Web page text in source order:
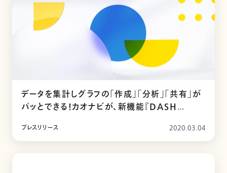
データを集計しグラフの「作成」「分析」「共有」が
パッとできる！カオナビが、新機能『DASH
プレスリリース 2020.03.04